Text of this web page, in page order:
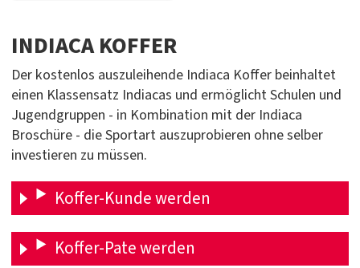
INDIACA KOFFER
Der kostenlos auszuleihende Indiaca Koffer beinhaltet
einen Klassensatz Indiacas und ermöglicht Schulen und
Jugendgruppen - in Kombination mit der Indiaca
Broschüre - die Sportart auszuprobieren ohne selber
investieren zu müssen.
Koffer-Kunde werden
Koffer-Pate werden